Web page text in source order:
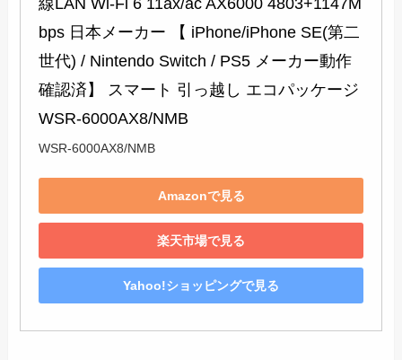
線LAN Wi-Fi 6 11ax/ac AX6000 4803+1147M
bps 日本メーカー 【 iPhone/iPhone SE(第二
世代) / Nintendo Switch / PS5 メーカー動作
確認済】 スマート 引っ越し エコパッケージ
WSR-6000AX8/NMB
WSR-6000AX8/NMB
Amazonで見る
楽天市場で見る
Yahoo!ショッピングで見る